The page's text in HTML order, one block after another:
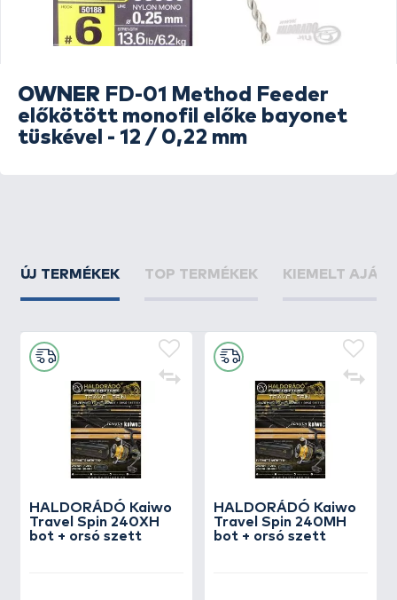
OWNER FD-01 Method Feeder
előkötött monofil előke bayonet
tüskével - 12 / 0,22 mm
ÚJ TERMÉKEK TOP TERMÉKEK KIEMELT
HALDORÁDÓ Kaiwo
Travel Spin 240XH
bot + orsó szett
HALDORÁDÓ Kaiwo
Travel Spin 240MH
bot + orsó szett